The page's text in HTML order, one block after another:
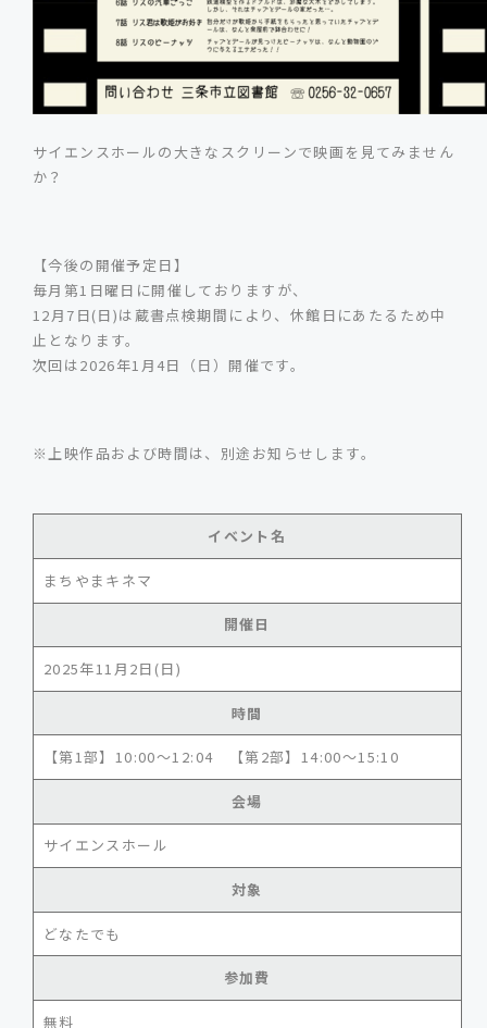
サイエンスホールの大きなスクリーンで映画を見てみません
か？
【今後の開催予定日】
毎月第1日曜日に開催しておりますが、
12月7日(日)は蔵書点検期間により、休館日にあたるため中
止となります。
次回は2026年1月4日（日）開催です。
※上映作品および時間は、別途お知らせします。
イベント名
まちやまキネマ
開催日
2025年11月2日(日)
時間
【第1部】10:00～12:04 【第2部】14:00～15:10
会場
サイエンスホール
対象
どなたでも
参加費
無料